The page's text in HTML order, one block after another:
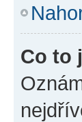
Co to